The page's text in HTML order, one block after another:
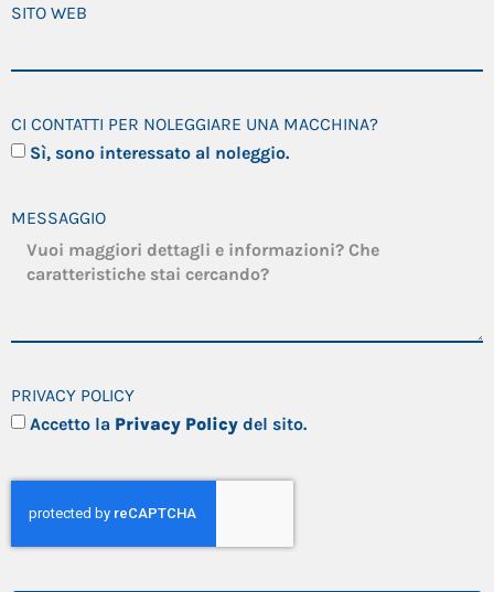
SITO WEB
CI CONTATTI PER NOLEGGIARE UNA MACCHINA?
Sì, sono interessato al noleggio.
MESSAGGIO
PRIVACY POLICY
Accetto la Privacy Policy del sito.